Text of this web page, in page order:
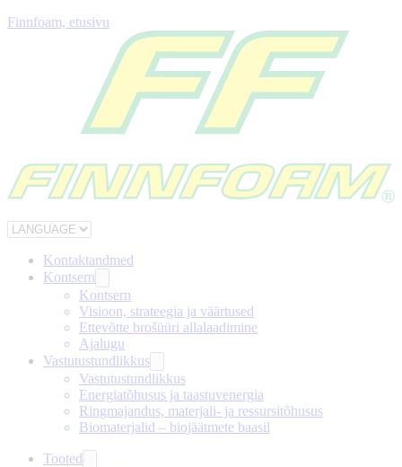
Finnfoam, etusivu
Kontaktandmed
Kontsern
Kontsern
Visioon, strateegia ja väärtused
Ettevõtte brošüüri allalaadimine
Ajalugu
Vastutustundlikkus
Vastutustundlikkus
Energiatõhusus ja taastuvenergia
Ringmajandus, materjali- ja ressursitõhusus
Biomaterjalid – biojäätmete baasil
Tooted